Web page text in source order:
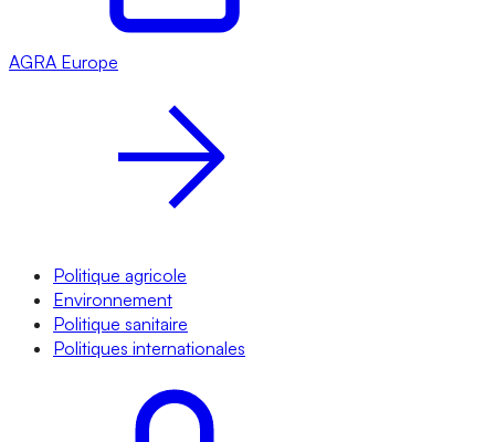
AGRA Europe
Politique agricole
Environnement
Politique sanitaire
Politiques internationales